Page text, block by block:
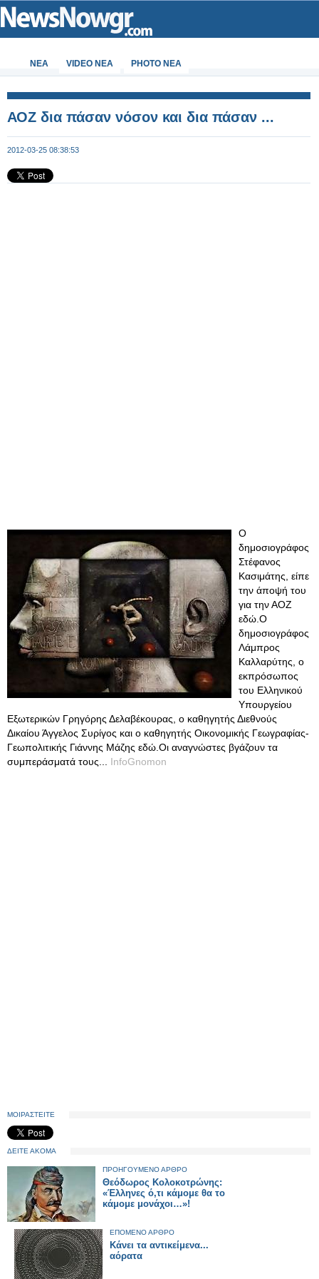
ΝΕΑ VIDEO NEA PHOTO NEA
ΑΟΖ δια πάσαν νόσον και δια πάσαν ...
2012-03-25 08:38:53
Ο
δημοσιογράφος
Στέφανος
Κασιμάτης, είπε
την άποψή του
για την ΑΟΖ
εδώ.Ο
δημοσιογράφος
Λάμπρος
Καλλαρύτης, ο
εκπρόσωπος
του Ελληνικού
Υπουργείου
Εξωτερικών Γρηγόρης Δελαβέκουρας, ο καθηγητής Διεθνούς
Δικαίου Άγγελος Συρίγος και ο καθηγητής Οικονομικής Γεωγραφίας-
Γεωπολιτικής Γιάννης Μάζης εδώ.Οι αναγνώστες βγάζουν τα
συμπεράσματά τους... InfoGnomon
ΜΟΙΡΑΣΤΕΙΤΕ
ΔΕΙΤΕ ΑΚΟΜΑ
ΠΡΟΗΓΟΥΜΕΝΟ ΑΡΘΡΟ
Θεόδωρος Κολοκοτρώνης:
«Έλληνες ό,τι κάμομε θα το
κάμομε μονάχοι…»!
ΕΠΟΜΕΝΟ ΑΡΘΡΟ
Κάνει τα αντικείμενα...
αόρατα